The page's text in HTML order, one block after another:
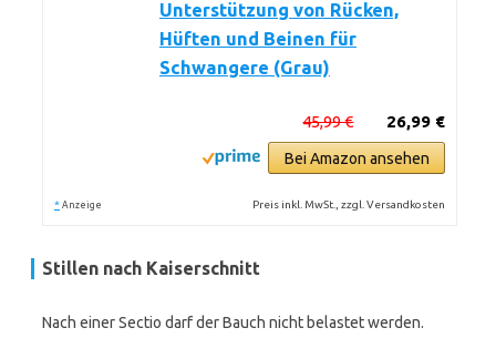
Unterstützung von Rücken,
Hüften und Beinen für
Schwangere (Grau)
26,99 €
45,99 €
Bei Amazon ansehen
* Anzeige Preis inkl. MwSt., zzgl. Versandkosten
Stillen nach Kaiserschnitt
Nach einer Sectio darf der Bauch nicht belastet werden.